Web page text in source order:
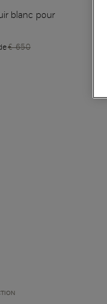
blanc pour
€ 650